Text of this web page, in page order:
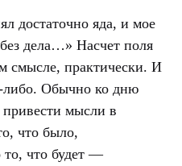
достаточно яда, и мое
дела…» Насчет поля
смысле, практически. И
либо. Обычно ко дню
мысли в
что было,
то, что будет —